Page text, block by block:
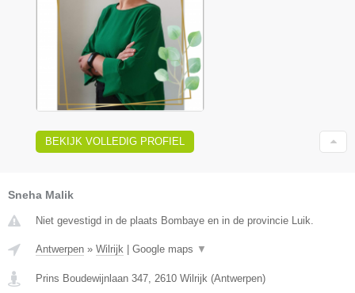
BEKIJK VOLLEDIG PROFIEL
Sneha Malik
Niet gevestigd in de plaats Bombaye en in de provincie Luik.
Antwerpen » Wilrijk Google maps ▼
Prins Boudewijnlaan 347, 2610 Wilrijk (Antwerpen)